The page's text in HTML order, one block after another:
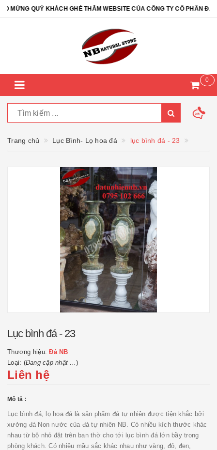
QUÝ KHÁCH GHÉ THĂM WEBSITE CỦA CÔNG TY CỔ PHẦN ĐÁ
0
Trang chủ Lục Bình- Lọ hoa đá lục bình đá - 23
Lục bình đá - 23
Thương hiệu:Đá NB
Loại: (Đang cập nhật ...)
Liên hệ
Mô tả :
Lục bình đá, lọ hoa đá là sản phẩm đá tự nhiên được tiện khắc bởi
xưởng đá Non nước của đá tự nhiên NB. Có nhiều kích thước khác
nhau từ bộ nhỏ đặt trên ban thờ cho tới lục bình đá lớn bầy trong
phòng khách. Có nhiều mầu sắc khác nhau như vàng, đỏ, đen,